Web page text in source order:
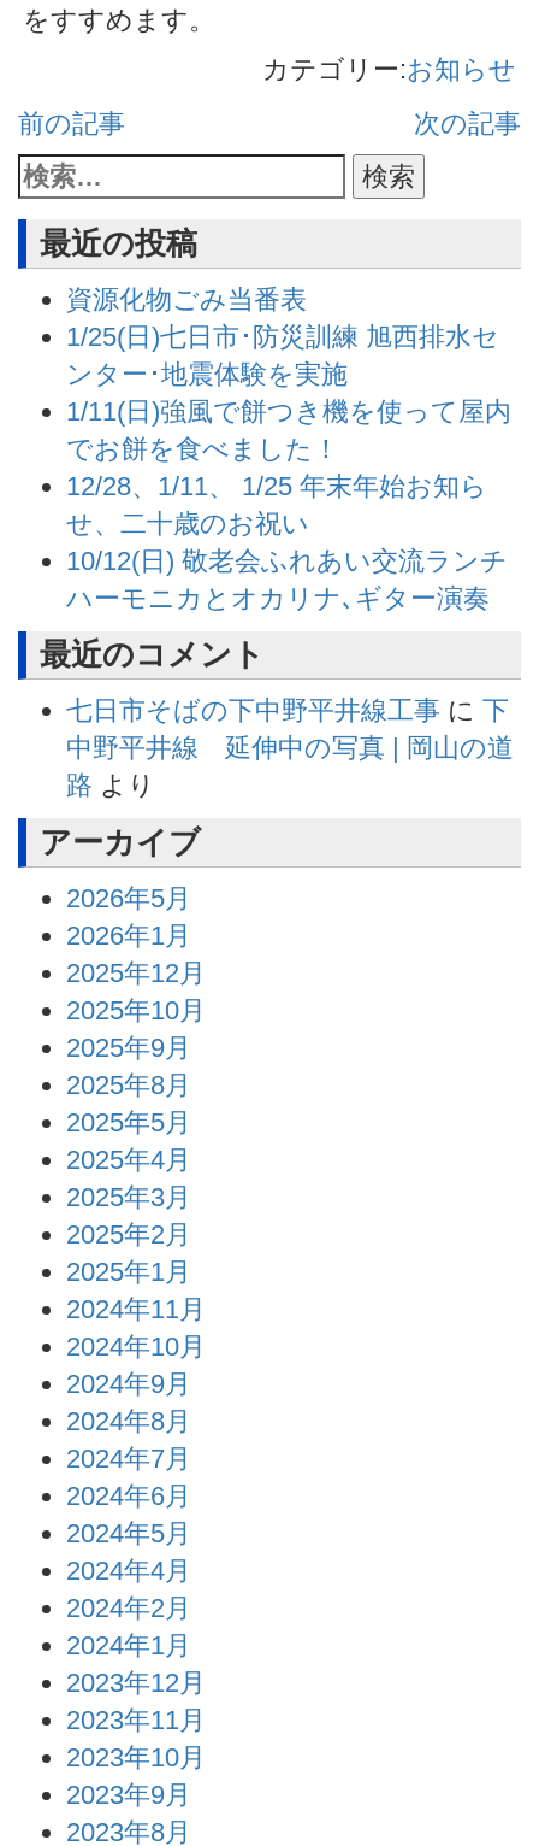
をすすめます。
カテゴリー:お知らせ
前の記事
次の記事
最近の投稿
資源化物ごみ当番表
1/25(日)七日市･防災訓練 旭西排水セ
ンター･地震体験を実施
1/11(日)強風で餅つき機を使って屋内
でお餅を食べました！
12/28、1/11、 1/25 年末年始お知ら
せ、二十歳のお祝い
10/12(日) 敬老会ふれあい交流ランチ
ハーモニカとオカリナ､ギター演奏
最近のコメント
七日市そばの下中野平井線工事 に 下
中野平井線 延伸中の写真 | 岡山の道
路 より
アーカイブ
2026年5月
2026年1月
2025年12月
2025年10月
2025年9月
2025年8月
2025年5月
2025年4月
2025年3月
2025年2月
2025年1月
2024年11月
2024年10月
2024年9月
2024年8月
2024年7月
2024年6月
2024年5月
2024年4月
2024年2月
2024年1月
2023年12月
2023年11月
2023年10月
2023年9月
2023年8月